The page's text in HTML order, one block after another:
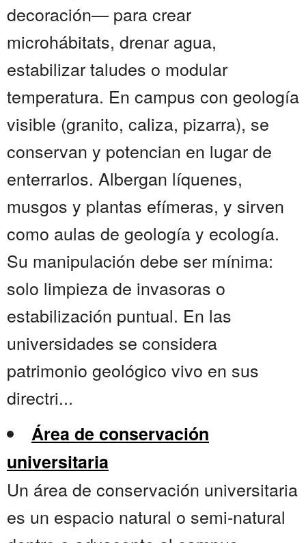
decoración— para crear
microhábitats, drenar agua,
estabilizar taludes o modular
temperatura. En campus con geología
visible (granito, caliza, pizarra), se
conservan y potencian en lugar de
enterrarlos. Albergan líquenes,
musgos y plantas efímeras, y sirven
como aulas de geología y ecología.
Su manipulación debe ser mínima:
solo limpieza de invasoras o
estabilización puntual. En las
universidades se considera
patrimonio geológico vivo en sus
directri...
Área de conservación
universitaria
Un área de conservación universitaria
es un espacio natural o semi-natural